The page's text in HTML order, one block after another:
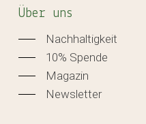
Über uns
Nachhaltigkeit
10% Spende
Magazin
Newsletter